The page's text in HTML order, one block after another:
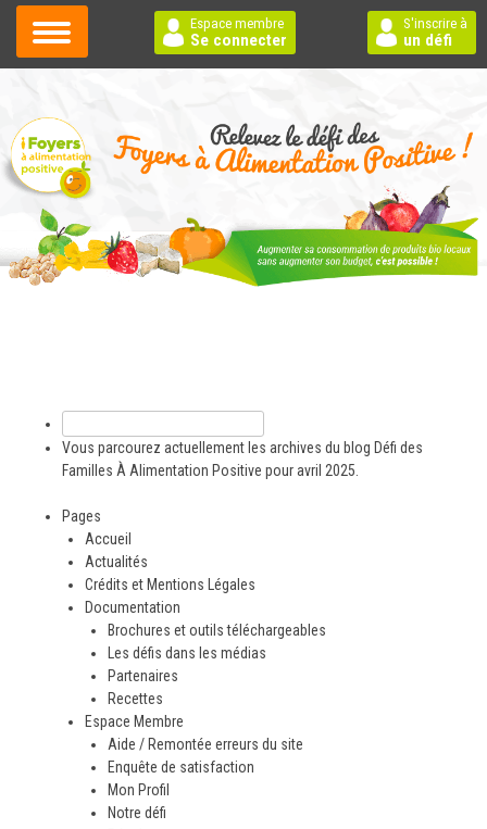
Espace membre
Se connecter
S'inscrire à
un défi
Vous parcourez actuellement les archives du blog Défi des
Familles À Alimentation Positive pour avril 2025.
Pages
Accueil
Actualités
Crédits et Mentions Légales
Documentation
Brochures et outils téléchargeables
Les défis dans les médias
Partenaires
Recettes
Espace Membre
Aide / Remontée erreurs du site
Enquête de satisfaction
Mon Profil
Notre défi